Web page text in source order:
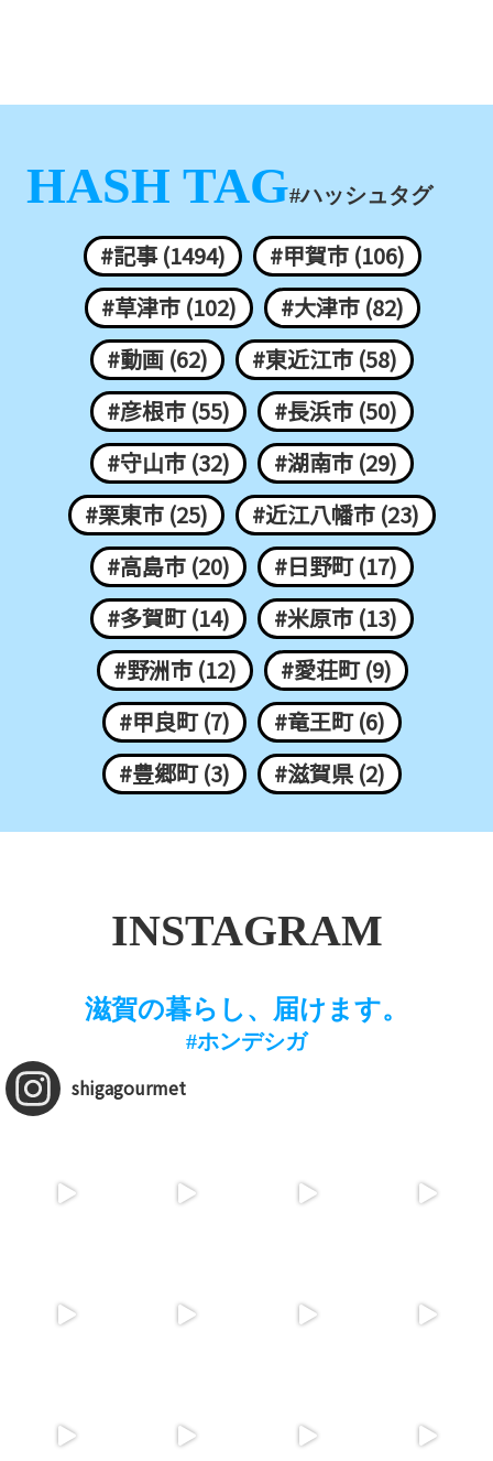
HASH TAG#ハッシュタグ
#記事 (1494)
#甲賀市 (106)
#草津市 (102)
#大津市 (82)
#動画 (62)
#東近江市 (58)
#彦根市 (55)
#長浜市 (50)
#守山市 (32)
#湖南市 (29)
#栗東市 (25)
#近江八幡市 (23)
#高島市 (20)
#日野町 (17)
#多賀町 (14)
#米原市 (13)
#野洲市 (12)
#愛荘町 (9)
#甲良町 (7)
#竜王町 (6)
#豊郷町 (3)
#滋賀県 (2)
INSTAGRAM
滋賀の暮らし、届けます。
#ホンデシガ
shigagourmet